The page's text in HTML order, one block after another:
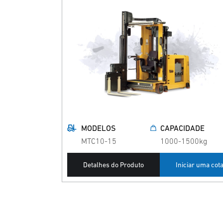
MODELOS
MTC10-15
CAPACIDADE
1000-1500kg
Detalhes do Produto Iniciar uma